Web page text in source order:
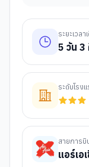
ระยะเวลา
5 วัน 3
ระดับโรง
สายการบิ
แอร์เอ